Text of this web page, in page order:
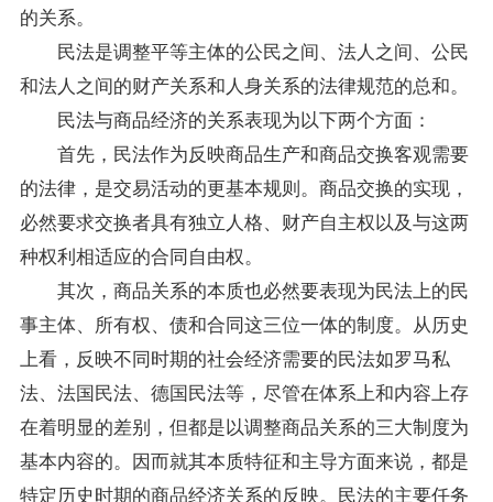
的关系。
民法是调整平等主体的公民之间、法人之间、公民
和法人之间的财产关系和人身关系的法律规范的总和。
民法与商品经济的关系表现为以下两个方面：
首先，民法作为反映商品生产和商品交换客观需要
的法律，是交易活动的更基本规则。商品交换的实现，
必然要求交换者具有独立人格、财产自主权以及与这两
种权利相适应的合同自由权。
其次，商品关系的本质也必然要表现为民法上的民
事主体、所有权、债和合同这三位一体的制度。从历史
上看，反映不同时期的社会经济需要的民法如罗马私
法、法国民法、德国民法等，尽管在体系上和内容上存
在着明显的差别，但都是以调整商品关系的三大制度为
基本内容的。因而就其本质特征和主导方面来说，都是
特定历史时期的商品经济关系的反映。民法的主要任务